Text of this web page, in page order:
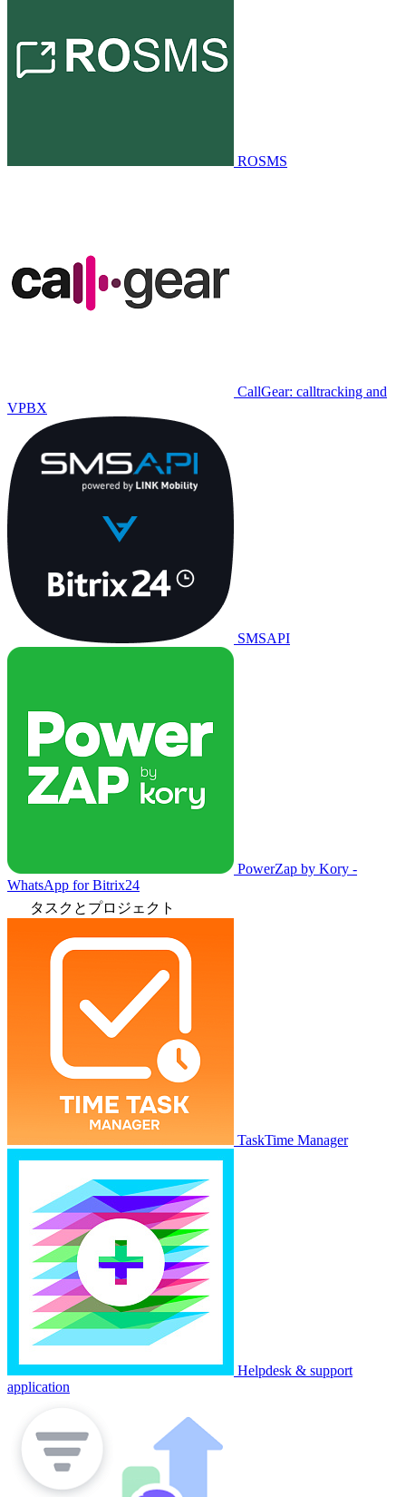
ROSMS
CallGear: calltracking and
VPBX
SMSAPI
PowerZap by Kory -
WhatsApp for Bitrix24
タスクとプロジェクト
TaskTime Manager
Helpdesk & support
application